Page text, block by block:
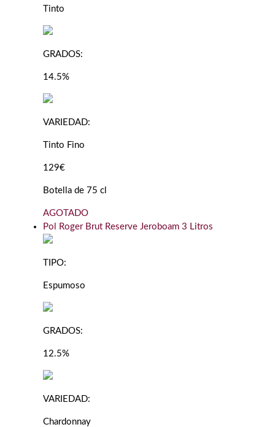
Tinto
GRADOS:
14.5%
VARIEDAD:
Tinto Fino
129€
Botella de 75 cl
AGOTADO
Pol Roger Brut Reserve Jeroboam 3 Litros
TIPO:
Espumoso
GRADOS:
12.5%
VARIEDAD:
Chardonnay